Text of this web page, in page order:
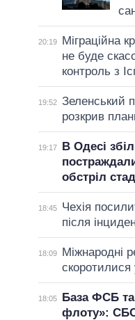
20:19
Міграційна
не буде
контроль з
19:52 Зеленський
розкрив
19:17
В Одесі
обстріл
18:45
Чехія
після
18:09
Міжнародні
скоротилися
18:05
База ФСБ та
флоту»: